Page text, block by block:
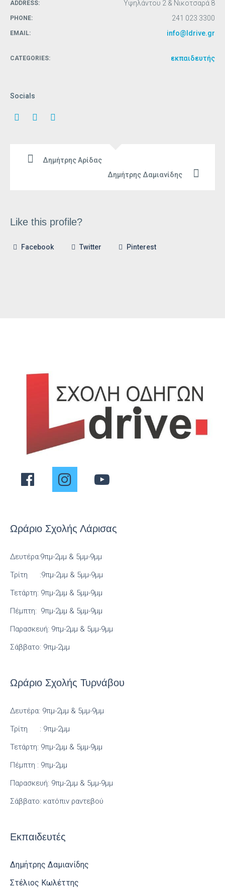
ADDRESS: Υψηλάντου 2 & Νικοτσαρά 8
PHONE: 241 023 3300
EMAIL: info@ldrive.gr
CATEGORIES: εκπαιδευτής
Socials
Δημήτρης Αρίδας
Δημήτρης Δαμιανίδης
Like this profile?
Facebook Twitter Pinterest
Ωράριο Σχολής Λάρισας
Δευτέρα:9πμ-2μμ & 5μμ-9μμ
Τρίτη :9πμ-2μμ & 5μμ-9μμ
Τετάρτη: 9πμ-2μμ & 5μμ-9μμ
Πέμπτη: 9πμ-2μμ & 5μμ-9μμ
Παρασκευή: 9πμ-2μμ & 5μμ-9μμ
Σάββατο: 9πμ-2μμ
Ωράριο Σχολής Τυρνάβου
Δευτέρα: 9πμ-2μμ & 5μμ-9μμ
Τρίτη : 9πμ-2μμ
Τετάρτη: 9πμ-2μμ & 5μμ-9μμ
Πέμπτη : 9πμ-2μμ
Παρασκευή: 9πμ-2μμ & 5μμ-9μμ
Σάββατο: κατόπιν ραντεβού
Εκπαιδευτές
Δημήτρης Δαμιανίδης
Στέλιος Κωλέττης